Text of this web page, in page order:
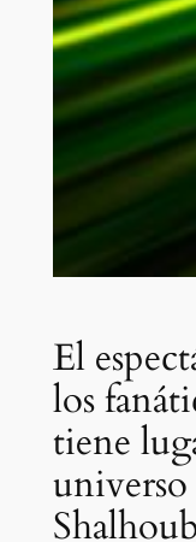
El
los
tiene
Shalhoub